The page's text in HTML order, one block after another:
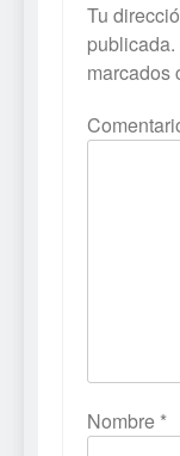
Tu
publicada.
marcados
Nombre *